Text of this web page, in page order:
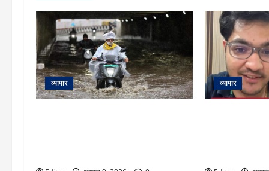
न
व्यापार व्यापार